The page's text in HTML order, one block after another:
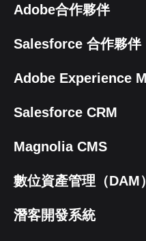
Adobe合作夥伴
Salesforce 合作夥伴
Adobe Experience
Salesforce CRM
Magnolia CMS
數位資產管理（DAM
潛客開發系統